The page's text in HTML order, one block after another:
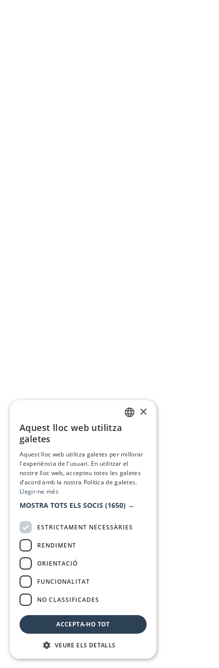
×
Aquest lloc web utilitza
galetes
Aquest lloc web utilitza galetes per millorar
l'experiència de l'usuari. En utilitzar el
nostre lloc web, accepteu totes les galetes
d’acord amb la nostra Política de galetes.
Llegir-ne més
MOSTRA TOTS ELS SOCIS (1650) →
ESTRICTAMENT NECESSÀRIES
RENDIMENT
ORIENTACIÓ
FUNCIONALITAT
NO CLASSIFICADES
ACCEPTA-HO TOT
VEURE ELS DETALLS